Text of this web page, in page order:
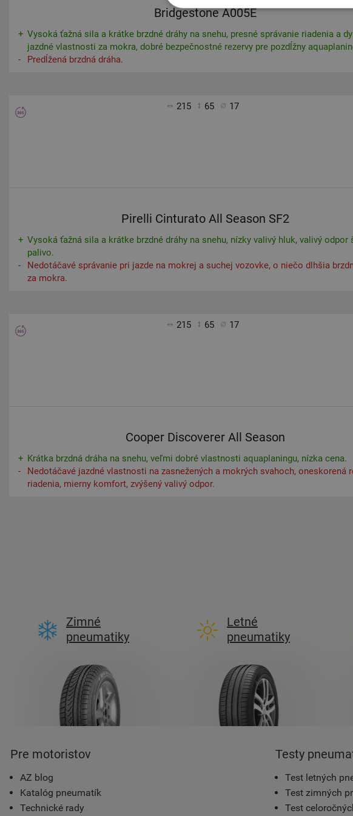
Bridgestone A005E
Vysoká ťažná sila a krátke brzdné dráhy na snehu, presné správanie riadenia a
jazdné vlastnosti za mokra, dobré bezpečnostné rezervy pre pozdĺžny
Predĺžená brzdná dráha.
215 65 17
Pirelli Cinturato All Season SF2
Vysoká ťažná sila a krátke brzdné dráhy na snehu, nízky valivý hluk, valivý odpor
palivo.
Nedotáčavé správanie pri jazde na mokrej a suchej vozovke, o niečo dlhšia
za mokra.
215 65 17
Cooper Discoverer All Season
Krátka brzdná dráha na snehu, veľmi dobré vlastnosti aquaplaningu, nízka cena.
Nedotáčavé jazdné vlastnosti na zasnežených a mokrých svahoch, oneskorená
riadenia, mierny komfort, zvýšený valivý odpor.
Zimné
pneumatiky
Letné
pneumatiky
Pre motoristov
AZ blog
Katalóg pneumatík
Technické rady
Testy
Test letných
Test zimných
Test